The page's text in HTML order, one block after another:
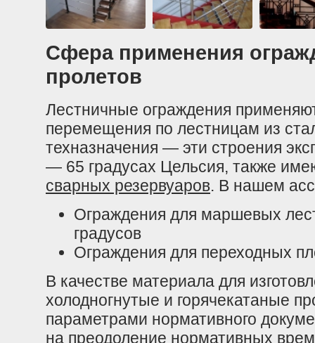
Сфера применения
пролетов
Лестничные ограждения
перемещения по лестницам из
техназначения — эти строения
— 65 градусах Цельсия, также
сварных резервуаров. В нашем
Ограждения для маршевых
градусов
Ограждения для переходных
В качестве материала для
холодногнутые и горячекатаные
параметрами нормативного
на преодоление нормативных